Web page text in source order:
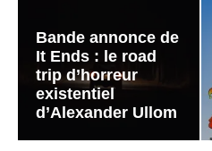
Bande annonce de
It Ends : le road
trip d’horreur
existentiel
d’Alexander Ullom